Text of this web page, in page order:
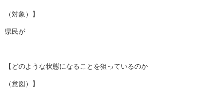
（対象）】
県民が
【どのような状態になることを狙っているのか
（意図）】